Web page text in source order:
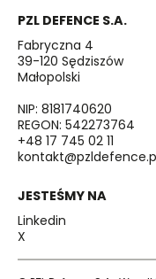
PZL DEFENCE S.A.
Fabryczna 4
39-120 Sędziszów
Małopolski
NIP: 8181740620
REGON: 542273764
+48 17 745 02 11
JESTEŚMY NA
Linkedin
X